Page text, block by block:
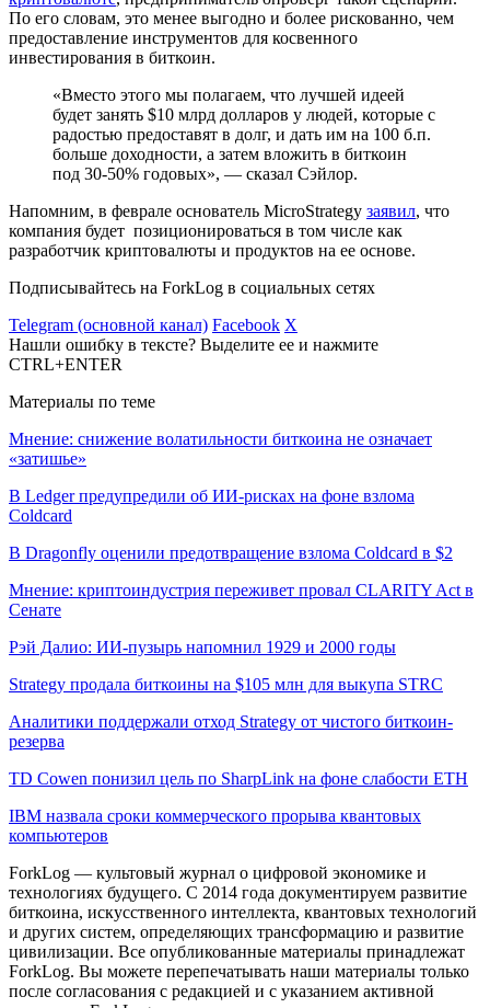
По его словам, это менее выгодно и более рискованно, чем
предоставление инструментов для косвенного
инвестирования в биткоин.
«Вместо этого мы полагаем, что лучшей идеей
будет занять $10 млрд долларов у людей, которые с
радостью предоставят в долг, и дать им на 100 б.п.
больше доходности, а затем вложить в биткоин
под 30-50% годовых», — сказал Сэйлор.
Напомним, в феврале основатель MicroStrategy заявил, что
компания будет позиционироваться в том числе как
разработчик криптовалюты и продуктов на ее основе.
Подписывайтесь на ForkLog в социальных сетях
Telegram (основной канал) Facebook X
Нашли ошибку в тексте? Выделите ее и нажмите
CTRL+ENTER
Материалы по теме
Мнение: снижение волатильности биткоина не означает
«затишье»
В Ledger предупредили об ИИ-рисках на фоне взлома
Coldcard
В Dragonfly оценили предотвращение взлома Coldcard в $2
Мнение: криптоиндустрия переживет провал CLARITY Act в
Сенате
Рэй Далио: ИИ-пузырь напомнил 1929 и 2000 годы
Strategy продала биткоины на $105 млн для выкупа STRC
Аналитики поддержали отход Strategy от чистого биткоин-
резерва
TD Cowen понизил цель по SharpLink на фоне слабости ETH
IBM назвала сроки коммерческого прорыва квантовых
компьютеров
ForkLog — культовый журнал о цифровой экономике и
технологиях будущего. С 2014 года документируем развитие
биткоина, искусственного интеллекта, квантовых технологий
и других систем, определяющих трансформацию и развитие
цивилизации. Все опубликованные материалы принадлежат
ForkLog. Вы можете перепечатывать наши материалы только
после согласования с редакцией и с указанием активной